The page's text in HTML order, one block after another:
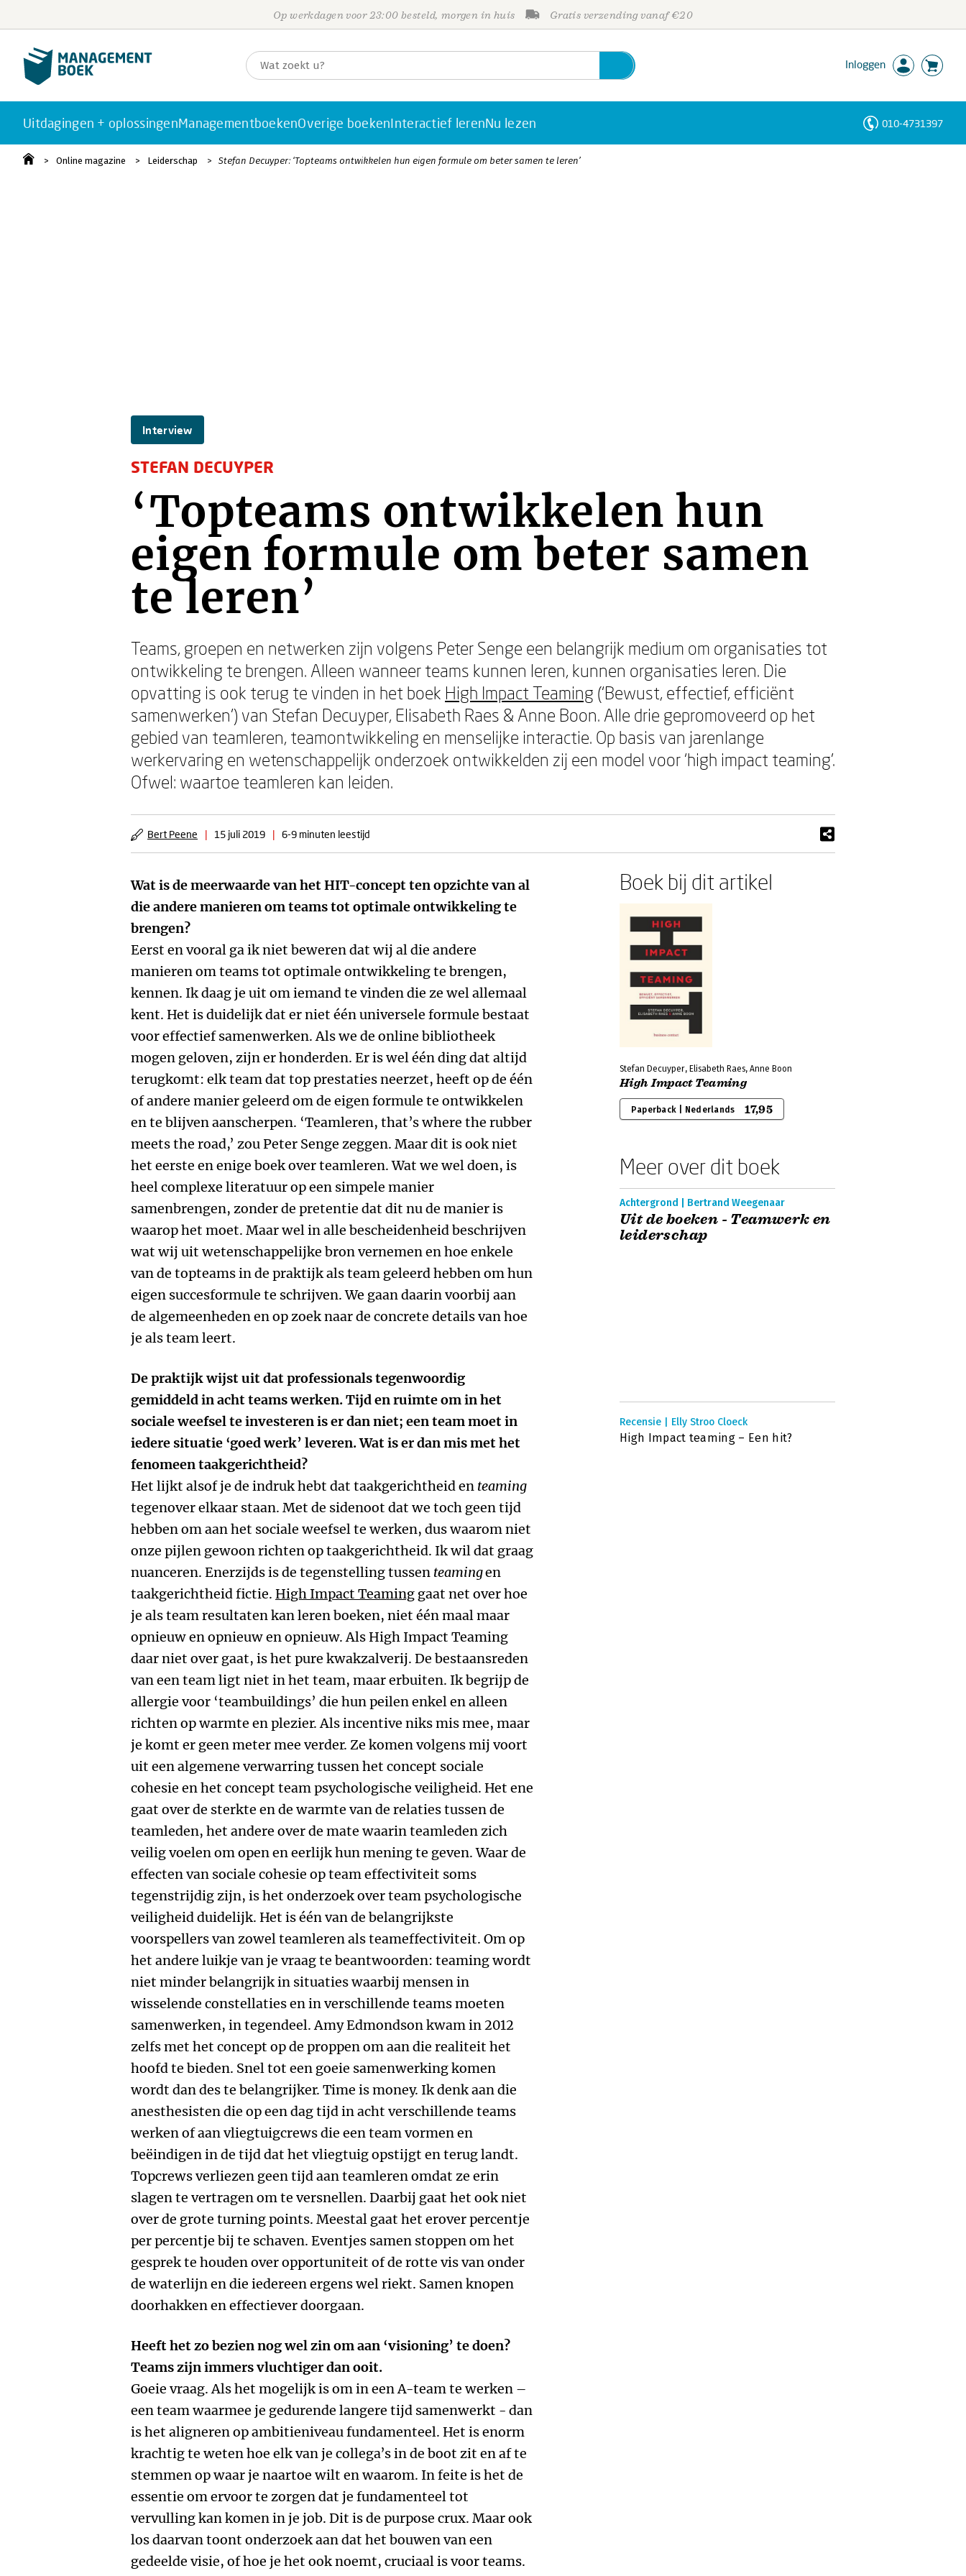
Op werkdagen voor 23:00 besteld, morgen in huis Gratis verzending vanaf €20
Inloggen
Uitdagingen + oplossingenManagementboekenOverige boekenInteractief lerenNu lezen 010-4731397
Online magazine Leiderschap Stefan Decuyper: ‘Topteams ontwikkelen hun eigen formule om beter samen te leren’
Interview
STEFAN DECUYPER
‘Topteams ontwikkelen hun
eigen formule om beter samen
te leren’
Teams, groepen en netwerken zijn volgens Peter Senge een belangrijk medium om organisaties tot
ontwikkeling te brengen. Alleen wanneer teams kunnen leren, kunnen organisaties leren. Die
opvatting is ook terug te vinden in het boek High Impact Teaming (‘Bewust, effectief, efficiënt
samenwerken’) van Stefan Decuyper, Elisabeth Raes & Anne Boon. Alle drie gepromoveerd op het
gebied van teamleren, teamontwikkeling en menselijke interactie. Op basis van jarenlange
werkervaring en wetenschappelijk onderzoek ontwikkelden zij een model voor ‘high impact teaming’.
Ofwel: waartoe teamleren kan leiden.
Bert Peene | 15 juli 2019 | 6-9 minuten leestijd
Wat is de meerwaarde van het HIT-concept ten opzichte van al
die andere manieren om teams tot optimale ontwikkeling te
brengen?
Eerst en vooral ga ik niet beweren dat wij al die andere
manieren om teams tot optimale ontwikkeling te brengen,
kennen. Ik daag je uit om iemand te vinden die ze wel allemaal
kent. Het is duidelijk dat er niet één universele formule bestaat
voor effectief samenwerken. Als we de online bibliotheek
mogen geloven, zijn er honderden. Er is wel één ding dat altijd
terugkomt: elk team dat top prestaties neerzet, heeft op de één
of andere manier geleerd om de eigen formule te ontwikkelen
en te blijven aanscherpen. ‘Teamleren, that’s where the rubber
meets the road,’ zou Peter Senge zeggen. Maar dit is ook niet
het eerste en enige boek over teamleren. Wat we wel doen, is
heel complexe literatuur op een simpele manier
samenbrengen, zonder de pretentie dat dit nu de manier is
waarop het moet. Maar wel in alle bescheidenheid beschrijven
wat wij uit wetenschappelijke bron vernemen en hoe enkele
van de topteams in de praktijk als team geleerd hebben om hun
eigen succesformule te schrijven. We gaan daarin voorbij aan
de algemeenheden en op zoek naar de concrete details van hoe
je als team leert.
De praktijk wijst uit dat professionals tegenwoordig
gemiddeld in acht teams werken. Tijd en ruimte om in het
sociale weefsel te investeren is er dan niet; een team moet in
iedere situatie ‘goed werk’ leveren. Wat is er dan mis met het
fenomeen taakgerichtheid?
Het lijkt alsof je de indruk hebt dat taakgerichtheid en teaming
tegenover elkaar staan. Met de sidenoot dat we toch geen tijd
hebben om aan het sociale weefsel te werken, dus waarom niet
onze pijlen gewoon richten op taakgerichtheid. Ik wil dat graag
nuanceren. Enerzijds is de tegenstelling tussen teamingen
taakgerichtheid fictie. High Impact Teaming gaat net over hoe
je als team resultaten kan leren boeken, niet één maal maar
opnieuw en opnieuw en opnieuw. Als High Impact Teaming
daar niet over gaat, is het pure kwakzalverij. De bestaansreden
van een team ligt niet in het team, maar erbuiten. Ik begrijp de
allergie voor ‘teambuildings’ die hun peilen enkel en alleen
richten op warmte en plezier. Als incentive niks mis mee, maar
je komt er geen meter mee verder. Ze komen volgens mij voort
uit een algemene verwarring tussen het concept sociale
cohesie en het concept team psychologische veiligheid. Het ene
gaat over de sterkte en de warmte van de relaties tussen de
teamleden, het andere over de mate waarin teamleden zich
veilig voelen om open en eerlijk hun mening te geven. Waar de
effecten van sociale cohesie op team effectiviteit soms
tegenstrijdig zijn, is het onderzoek over team psychologische
veiligheid duidelijk. Het is één van de belangrijkste
voorspellers van zowel teamleren als teameffectiviteit. Om op
het andere luikje van je vraag te beantwoorden: teaming wordt
niet minder belangrijk in situaties waarbij mensen in
wisselende constellaties en in verschillende teams moeten
samenwerken, in tegendeel. Amy Edmondson kwam in 2012
zelfs met het concept op de proppen om aan die realiteit het
hoofd te bieden. Snel tot een goeie samenwerking komen
wordt dan des te belangrijker. Time is money. Ik denk aan die
anesthesisten die op een dag tijd in acht verschillende teams
werken of aan vliegtuigcrews die een team vormen en
beëindigen in de tijd dat het vliegtuig opstijgt en terug landt.
Topcrews verliezen geen tijd aan teamleren omdat ze erin
slagen te vertragen om te versnellen. Daarbij gaat het ook niet
over de grote turning points. Meestal gaat het erover percentje
per percentje bij te schaven. Eventjes samen stoppen om het
gesprek te houden over opportuniteit of de rotte vis van onder
de waterlijn en die iedereen ergens wel riekt. Samen knopen
doorhakken en effectiever doorgaan.
Heeft het zo bezien nog wel zin om aan ‘visioning’ te doen?
Teams zijn immers vluchtiger dan ooit.
Goeie vraag. Als het mogelijk is om in een A-team te werken –
een team waarmee je gedurende langere tijd samenwerkt - dan
is het aligneren op ambitieniveau fundamenteel. Het is enorm
krachtig te weten hoe elk van je collega’s in de boot zit en af te
stemmen op waar je naartoe wilt en waarom. In feite is het de
essentie om ervoor te zorgen dat je fundamenteel tot
vervulling kan komen in je job. Dit is de purpose crux. Maar ook
los daarvan toont onderzoek aan dat het bouwen van een
gedeelde visie, of hoe je het ook noemt, cruciaal is voor teams.
Boek bij dit artikel
Stefan Decuyper, Elisabeth Raes, Anne Boon
High Impact Teaming
Paperback | Nederlands 17,95
Meer over dit boek
Achtergrond | Bertrand Weegenaar
Uit de boeken - Teamwerk en
leiderschap
Recensie | Elly Stroo Cloeck
High Impact teaming – Een hit?
Personen